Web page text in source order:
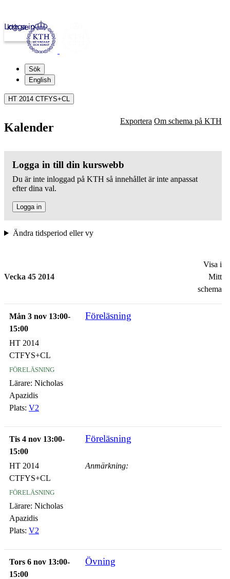
kth.se
Logga in
Sök
English
HT 2014 CTFYS+CL
Kalender Exportera Om schema på KTH
Logga in till din kurswebb
Du är inte inloggad på KTH så innehållet är inte anpassat
efter dina val.
Logga in
Ändra tidsperiod eller vy
Vecka 45 2014
Visa i
Mitt
schema
Mån 3 nov 13:00-
15:00
Föreläsning
HT 2014
CTFYS+CL
föreläsning
Lärare: Nicholas
Apazidis
Plats: V2
Tis 4 nov 13:00-
15:00
Föreläsning
HT 2014
CTFYS+CL
föreläsning
Lärare: Nicholas
Apazidis
Plats: V2
Anmärkning:
Tors 6 nov 13:00-
15:00
Övning